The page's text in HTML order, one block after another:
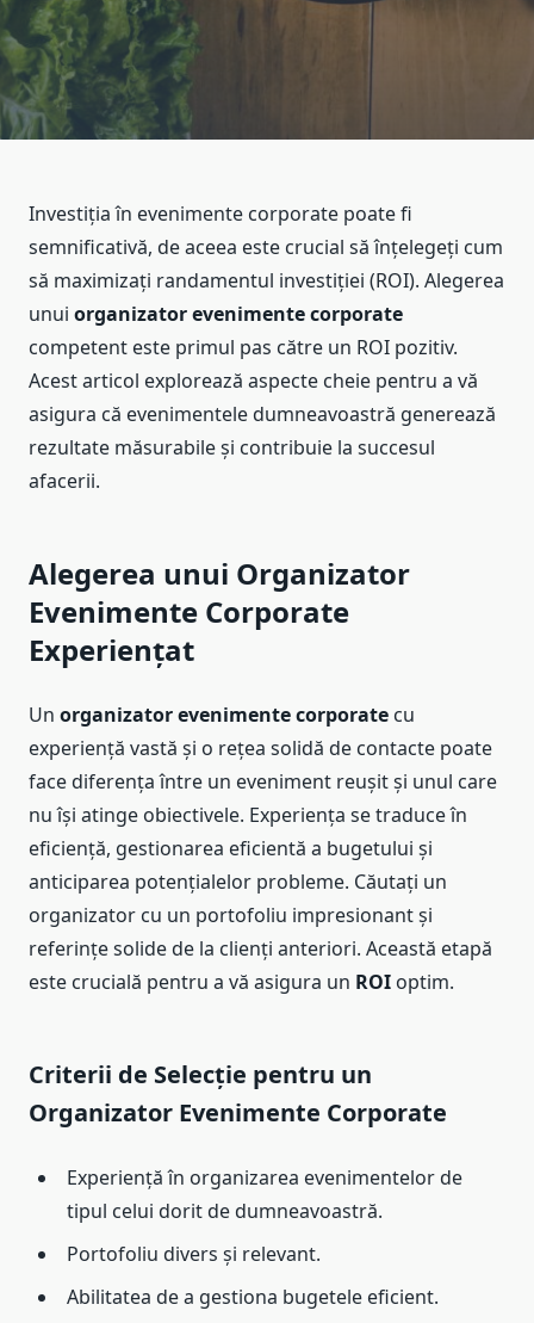
Investiția în evenimente corporate poate fi
semnificativă, de aceea este crucial să înțelegeți cum
să maximizați randamentul investiției (ROI). Alegerea
unui organizator evenimente corporate
competent este primul pas către un ROI pozitiv.
Acest articol explorează aspecte cheie pentru a vă
asigura că evenimentele dumneavoastră generează
rezultate măsurabile și contribuie la succesul
afacerii.
Alegerea unui Organizator
Evenimente Corporate
Experiențat
Un organizator evenimente corporate cu
experiență vastă și o rețea solidă de contacte poate
face diferența între un eveniment reușit și unul care
nu își atinge obiectivele. Experiența se traduce în
eficiență, gestionarea eficientă a bugetului și
anticiparea potențialelor probleme. Căutați un
organizator cu un portofoliu impresionant și
referințe solide de la clienți anteriori. Această etapă
este crucială pentru a vă asigura un ROI optim.
Criterii de Selecție pentru un
Organizator Evenimente Corporate
Experiență în organizarea evenimentelor de
tipul celui dorit de dumneavoastră.
Portofoliu divers și relevant.
Abilitatea de a gestiona bugetele eficient.